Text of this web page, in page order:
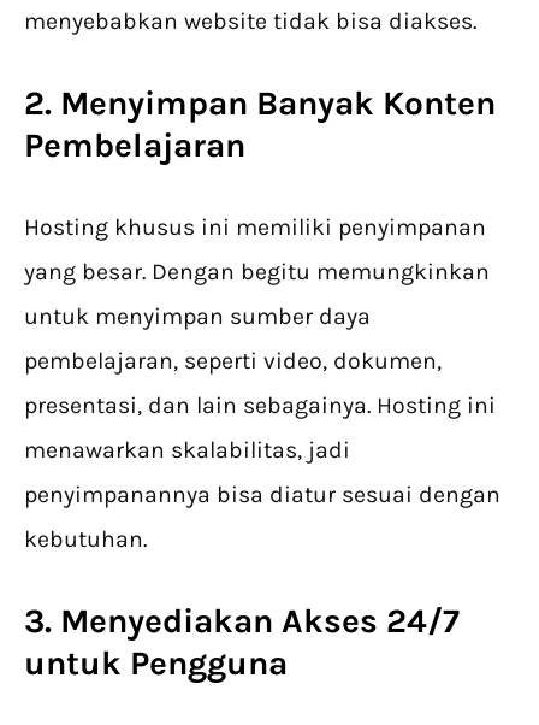
menyebabkan website tidak bisa diakses.
2. Menyimpan Banyak Konten
Pembelajaran
Hosting khusus ini memiliki penyimpanan
yang besar. Dengan begitu memungkinkan
untuk menyimpan sumber daya
pembelajaran, seperti video, dokumen,
presentasi, dan lain sebagainya. Hosting ini
menawarkan skalabilitas, jadi
penyimpanannya bisa diatur sesuai dengan
kebutuhan.
3. Menyediakan Akses 24/7
untuk Pengguna